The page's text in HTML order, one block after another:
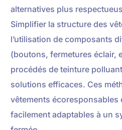
alternatives plus
Simplifier la structure des
l’utilisation de composants
(boutons, fermetures éclair,
procédés de teinture
solutions efficaces. Ces
vêtements écoresponsables
facilement adaptables à un